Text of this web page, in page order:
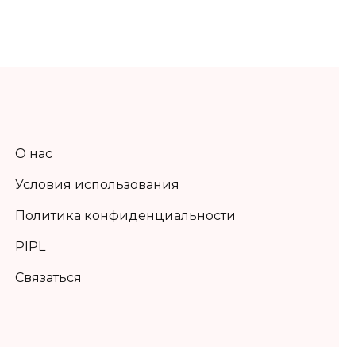
О нас
Условия использования
Политика конфиденциальности
PIPL
Связаться